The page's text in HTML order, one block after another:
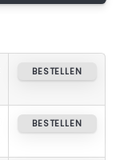
BESTELLEN
BESTELLEN